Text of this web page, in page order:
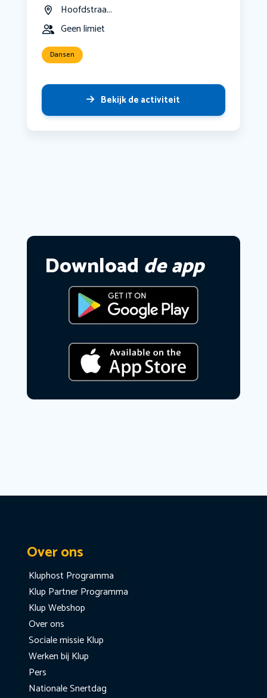
Hoofdstraa...
Geen limiet
Dansen
Bekijk de activiteit
Download de app
Over ons
Kluphost Programma
Klup Partner Programma
Klup Webshop
Over ons
Sociale missie Klup
Werken bij Klup
Pers
Nationale Snertdag